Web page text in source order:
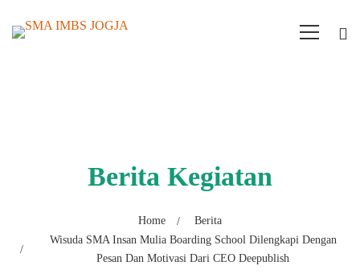
Berita Kegiatan
Home
Berita
Wisuda SMA Insan Mulia Boarding School Dilengkapi Dengan
Pesan Dan Motivasi Dari CEO Deepublish